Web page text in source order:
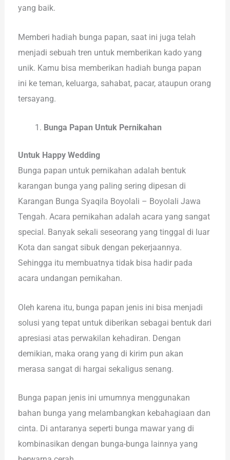
yang baik.
Memberi hadiah bunga papan, saat ini juga telah
menjadi sebuah tren untuk memberikan kado yang
unik. Kamu bisa memberikan hadiah bunga papan
ini ke teman, keluarga, sahabat, pacar, ataupun orang
tersayang.
Bunga Papan Untuk Pernikahan
Untuk Happy Wedding
Bunga papan untuk pernikahan adalah bentuk
karangan bunga yang paling sering dipesan di
Karangan Bunga Syaqila Boyolali – Boyolali Jawa
Tengah. Acara pernikahan adalah acara yang sangat
special. Banyak sekali seseorang yang tinggal di luar
Kota dan sangat sibuk dengan pekerjaannya.
Sehingga itu membuatnya tidak bisa hadir pada
acara undangan pernikahan.
Oleh karena itu, bunga papan jenis ini bisa menjadi
solusi yang tepat untuk diberikan sebagai bentuk dari
apresiasi atas perwakilan kehadiran. Dengan
demikian, maka orang yang di kirim pun akan
merasa sangat di hargai sekaligus senang.
Bunga papan jenis ini umumnya menggunakan
bahan bunga yang melambangkan kebahagiaan dan
cinta. Di antaranya seperti bunga mawar yang di
kombinasikan dengan bunga-bunga lainnya yang